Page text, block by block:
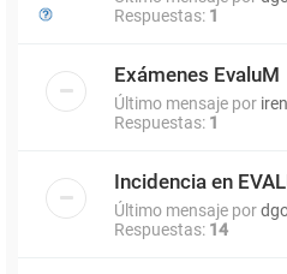
Respuestas: 1
Exámenes EvaluM
Último mensaje por
Respuestas: 1
Incidencia en
Último mensaje por
Respuestas: 14